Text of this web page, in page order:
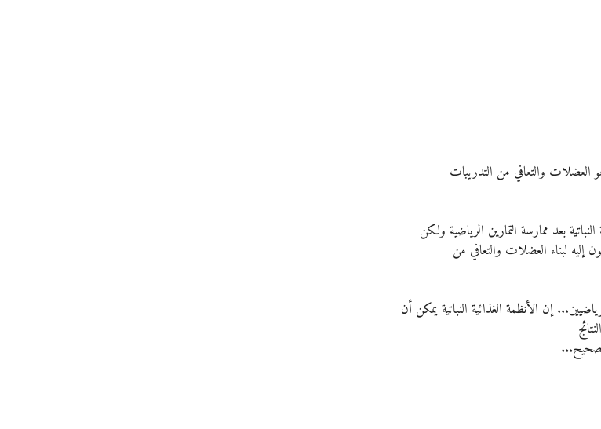
العضلات والتعافي من التدريبات
بعد ممارسة التمارين الرياضية ولكن
إليه لبناء العضلات والتعافي من
إن الأنظمة الغذائية النباتية يمكن أن